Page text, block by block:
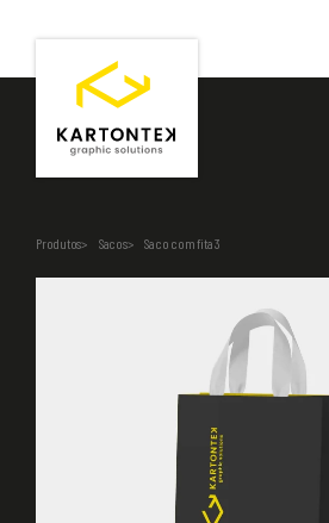
Produtos Sacos Saco com fita 3